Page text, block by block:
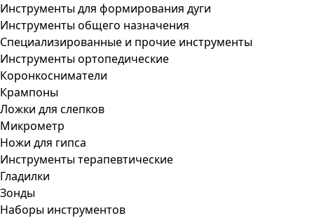
Инструменты для формирования дуги
Инструменты общего назначения
Специализированные и прочие инструменты
Инструменты ортопедические
Коронкосниматели
Крампоны
Ложки для слепков
Микрометр
Ножи для гипса
Инструменты терапевтические
Гладилки
Зонды
Наборы инструментов